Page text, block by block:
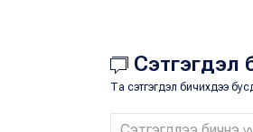
Сэтгэгдэл
Та сэтгэгдэл бичихдээ